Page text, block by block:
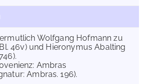
Wolfgang Hofmann zu
46v) und Hieronymus Abalting
Ambras
Ambras. 196).